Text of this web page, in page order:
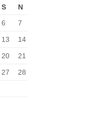
S
N
6 7
13 14
20 21
27 28